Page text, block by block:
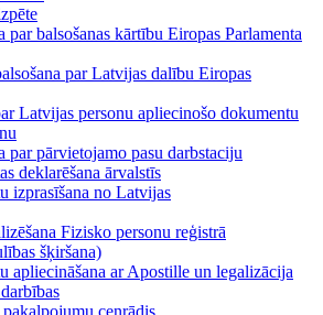
par balsošanas kārtību Eiropas Parlamenta
par Latvijas dalību Eiropas
Latvijas personu apliecinošo dokumentu
par pārvietojamo pasu darbstaciju
deklarēšana ārvalstīs
izprasīšana no Latvijas
Fizisko personu reģistrā
šķiršana)
apliecināšana ar Apostille un legalizācija
cenrādis